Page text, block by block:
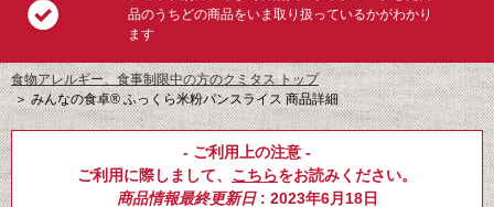
品のうちどの商品をいま取り扱っているかがわかり
ます
食物アレルギー、食事制限中の方のクミタス トップ
＞みんなの食卓® ふっくら米粉パンスライス 商品詳細
- ご利用上の注意 -
ご利用に際しまして、 こちらをお読みください。
商品情報最終更新日: 2023年6月18日